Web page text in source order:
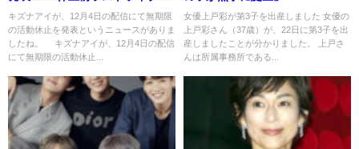
開催決定
キズナアイが、12月4日の配信にて無期限
の活動休止を発表というニュースがありま
したね。 キズナアイが、12月4日の配信
にて無期限の活動休止...
女優上戸彩が第3子を出産しました 女優の
上戸彩さん（37歳）が、22日に第3子を出
産しましたことが分かりました。 上戸さ
んは所属事務所である...